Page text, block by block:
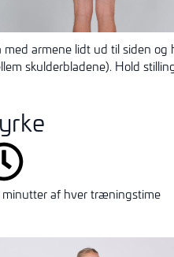
med armene lidt ud til siden
skulderbladene). Hold
af hver træningstime